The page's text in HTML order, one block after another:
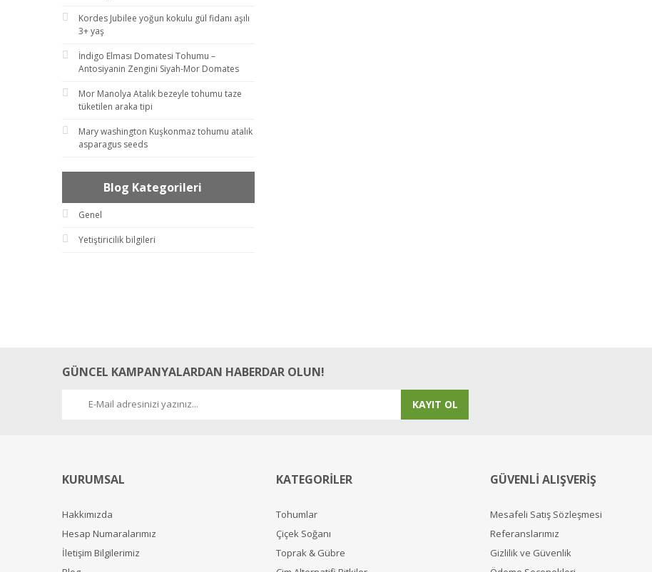
Kordes Jubilee yoğun kokulu gül fidanı aşılı
3+ yaş
İndigo Elması Domatesi Tohumu –
Antosiyanin Zengini Siyah-Mor Domates
Mor Manolya Atalık bezeyle tohumu taze
tüketilen araka tipi
Mary washington Kuşkonmaz tohumu atalık
asparagus seeds
Blog Kategorileri
Genel
Yetiştiricilik bilgileri
GÜNCEL KAMPANYALARDAN HABERDAR OLUN!
KAYIT OL
KURUMSAL
Hakkımızda
Hesap Numaralarımız
İletişim Bilgilerimiz
KATEGORİLER
Tohumlar
Çiçek Soğanı
Toprak & Gübre
GÜVENLİ ALIŞVERİŞ
Mesafeli Satış Sözleşmesi
Referanslarımız
Gizlilik ve Güvenlik